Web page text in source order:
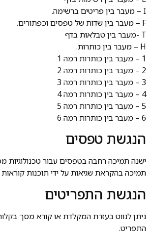
I – מעבר בין פריטים ברשימה.
F – מעבר בין שדות של טפסים וכפתורים.
T -מעבר בין טבלאות בדף
H – מעבר בין כותרות.
1 – מעבר בין כותרות רמה 1
2 – מעבר בין כותרות רמה 2
3 – מעבר בין כותרות רמה 3
4 – מעבר בין כותרות רמה 4
5 – מעבר בין כותרות רמה 5
6 – מעבר בין כותרות רמה 6
הנגשת טפסים
ישנה תמיכה רחבה בטפסים עבור טכנולוגיות
תמיכה בהקראת שגיאות על ידי תוכנות
הנגשת התפריטים
ניתן לנווט בעזרת המקלדת או קורא מסך
התפריט.